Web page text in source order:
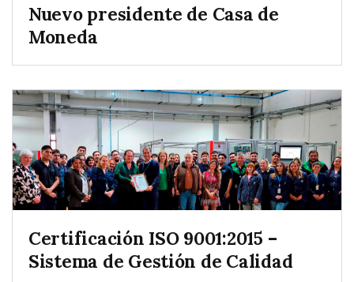
Nuevo presidente de Casa de
Moneda
Certificación ISO 9001:2015 –
Sistema de Gestión de Calidad